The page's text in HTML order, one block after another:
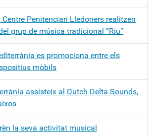
Centre Penitenciari Lledoners realitzen
grup de música tradicional “Riu”
es promociona entre els
mòbils
assisteix al Dutch Delta Sounds,
la seva activitat musical